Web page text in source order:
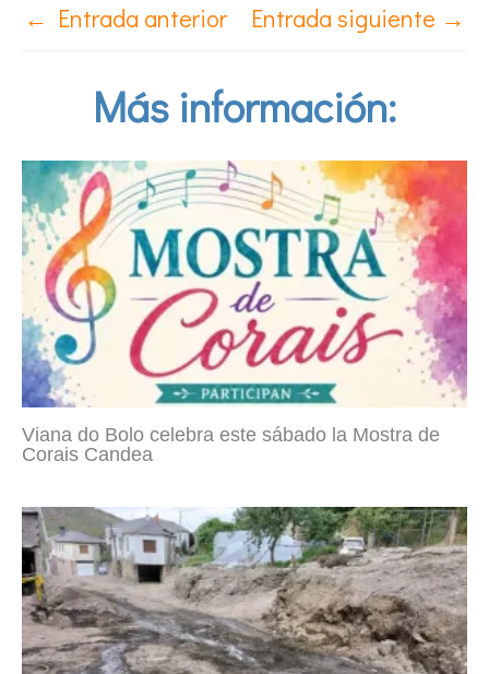
← Entrada anterior Entrada siguiente →
Más información:
Viana do Bolo celebra este sábado la Mostra de
Corais Candea